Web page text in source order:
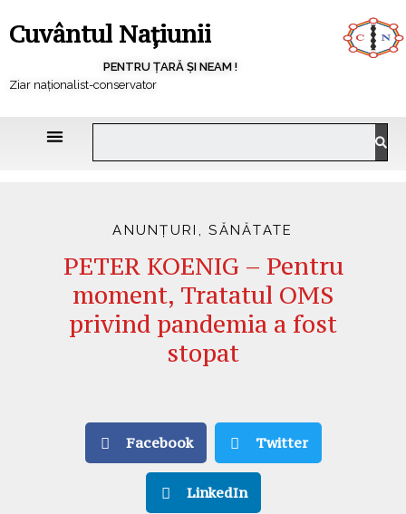
Cuvântul Națiunii
PENTRU ȚARĂ ȘI NEAM !
Ziar naționalist-conservator
ANUNȚURI ,SĂNĂTATE
PETER KOENIG – Pentru
moment, Tratatul OMS
privind pandemia a fost
stopat
Facebook Twitter
LinkedIn